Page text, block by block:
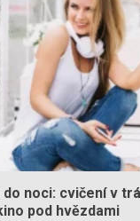
do noci: cvičení v
pod hvězdami